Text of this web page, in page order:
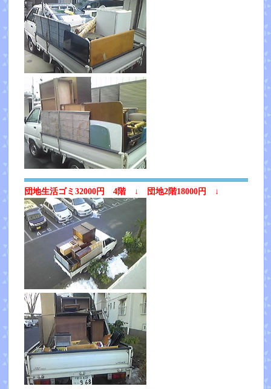
団地生活ゴミ32000円 4階 ↓ 団地2階18000円 ↓